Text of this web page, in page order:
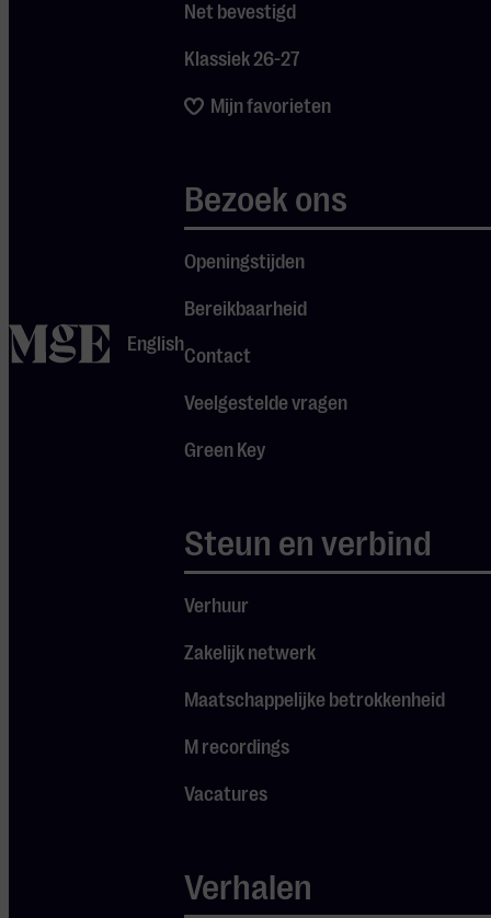
homeEnglish
Net bevestigd
Klassiek 26-27
Mijn favorieten
Bezoek ons
Openingstijden
Bereikbaarheid
Contact
Veelgestelde vragen
Green Key
Steun en verbind
Verhuur
Zakelijk netwerk
Maatschappelijke betrokkenheid
M recordings
Vacatures
Verhalen
mooiste
concerten
T.040 - 244 20
tickets@mge.nl